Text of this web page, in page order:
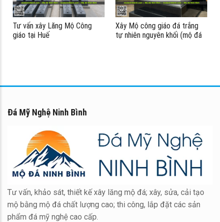
Tư vấn xây Lăng Mộ Công
giáo tại Huế
Xây Mộ công giáo đá trắng
tự nhiên nguyên khối (mộ đá
Đá Mỹ Nghệ Ninh Bình
Tư vấn, khảo sát, thiết kế xây lăng mộ đá; xây, sửa, cải tạo
mộ bằng mộ đá chất lượng cao; thi công, lắp đặt các sản
phẩm đá mỹ nghệ cao cấp.